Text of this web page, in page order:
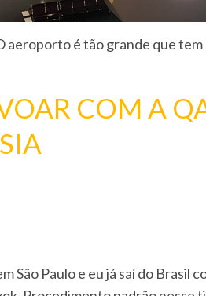
aeroporto é tão grande que
COM A
São Paulo e eu já saí do Brasil